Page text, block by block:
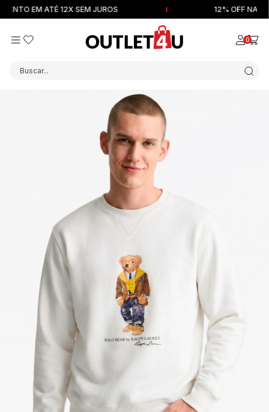
EM ATÉ 12X SEM JUROS 12% OFF NA
0
Buscar...